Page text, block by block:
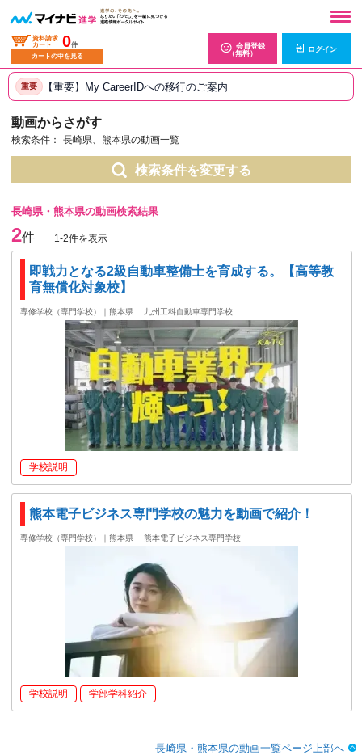
資料請求
カート
0件
カートの中を見る
会員登録
（無料）
ログイン
重要 【重要】My CareerIDへの移行のご案内
動画からさがす
検索条件： 長崎県、熊本県の動画一覧
検索条件を変更する
長崎県・熊本県の動画検索結果
2件 1-2件を表示
即戦力となる2級自動車整備士を育成する。【高等教
育無償化対象校】
専修学校（専門学校）｜熊本県 九州工科自動車専門学校
学校説明
熊本電子ビジネス専門学校の魅力を動画で紹介！
専修学校（専門学校）｜熊本県 熊本電子ビジネス専門学校
学校説明 学部学科紹介
長崎県・熊本県の動画一覧ページ上部へ